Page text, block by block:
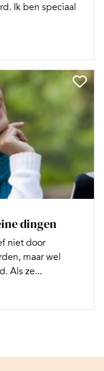
Ik ben speciaal
dingen
niet door
maar wel
Als ze...